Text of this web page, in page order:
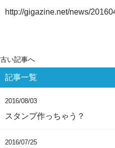
http://gigazine.net/news/
古い記事へ
記事一覧
2016/08/03
スタンプ作っちゃう？
2016/07/25